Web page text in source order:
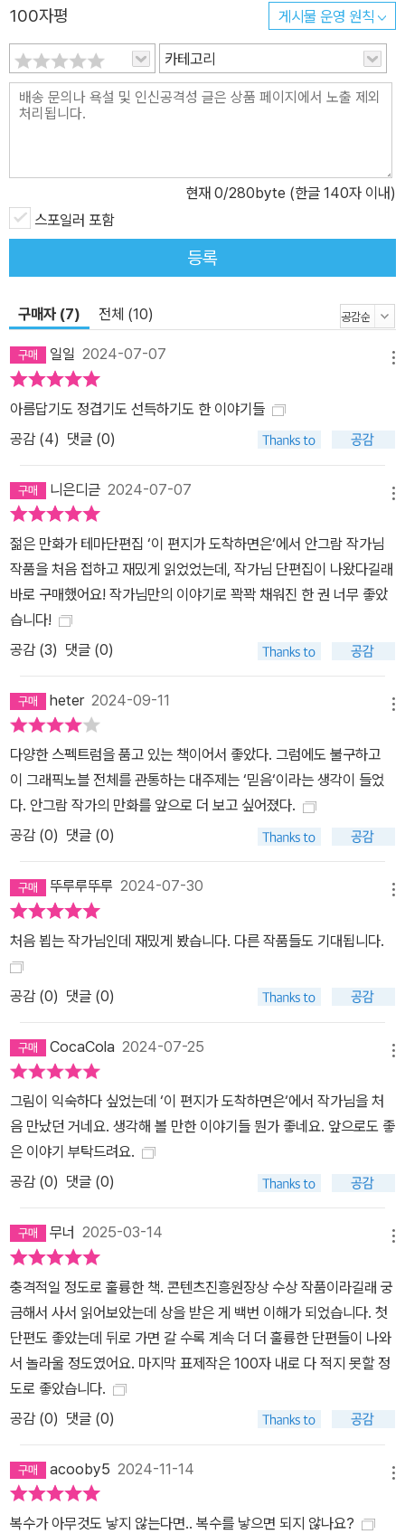
피해자로 종교와 보호제도에 의지하고 있던 마리는 토마토의 말이 신
경쓰이지만 애써 무시한다. 그러던 중 가해자였던 전 연인이 한밤중
마리의 집에 침입해 보복을 가한다. 피투성이가 되어 쓰러진 마리는
토마토가 내민 기회를 쥐기로 결심한다.
100자평 게시물 운영 원칙
카테고리
현재 0/280byte (한글 140자 이내)
스포일러 포함
등록
구매자 (7) 전체 (10)
일일 2024-07-07
아름답기도 정겹기도 선득하기도 한 이야기들
공감 (4) 댓글 (0)
니은디귿 2024-07-07
젊은 만화가 테마단편집 ‘이 편지가 도착하면은‘에서 안그람 작가님
작품을 처음 접하고 재밌게 읽었었는데, 작가님 단편집이 나왔다길래
바로 구매했어요! 작가님만의 이야기로 꽉꽉 채워진 한 권 너무 좋았
습니다!
공감 (3) 댓글 (0)
heter2024-09-11
다양한 스펙트럼을 품고 있는 책이어서 좋았다. 그럼에도 불구하고
이 그래픽노블 전체를 관통하는 대주제는 ‘믿음‘이라는 생각이 들었
다. 안그람 작가의 만화를 앞으로 더 보고 싶어졌다.
공감 (0) 댓글 (0)
뚜루루뚜루 2024-07-30
처음 뵙는 작가님인데 재밌게 봤습니다. 다른 작품들도 기대됩니다.
공감 (0) 댓글 (0)
CocaCola 2024-07-25
그림이 익숙하다 싶었는데 ‘이 편지가 도착하면은‘에서 작가님을 처
음 만났던 거네요. 생각해 볼 만한 이야기들 뭔가 좋네요. 앞으로도 좋
은 이야기 부탁드려요.
공감 (0) 댓글 (0)
무너 2025-03-14
충격적일 정도로 훌륭한 책. 콘텐츠진흥원장상 수상 작품이라길래 궁
금해서 사서 읽어보았는데 상을 받은 게 백번 이해가 되었습니다. 첫
단편도 좋았는데 뒤로 가면 갈 수록 계속 더 더 훌륭한 단편들이 나와
서 놀라울 정도였어요. 마지막 표제작은 100자 내로 다 적지 못할 정
도로 좋았습니다.
공감 (0) 댓글 (0)
acooby5 2024-11-14
복수가 아무것도 낳지 않는다면.. 복수를 낳으면 되지 않나요?